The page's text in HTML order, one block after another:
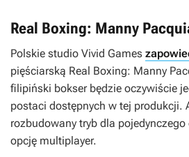
Real Boxing: Manny
Polskie studio Vivid Games
pięściarską Real Boxing: Manny
filipiński bokser będzie oczywiście
postaci dostępnych w tej produkcji.
rozbudowany tryb dla
opcję multiplayer.